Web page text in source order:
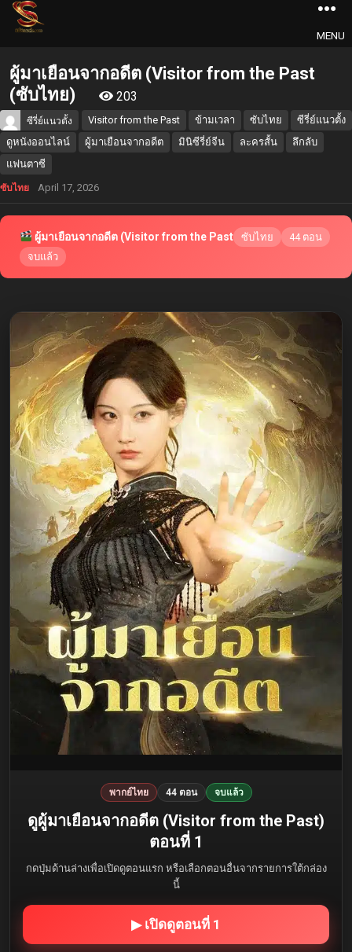
MENU
ผู้มาเยือนจากอดีต (Visitor from the Past
(ซับไทย)
203
ซีรี่ย์แนวตั้ง Visitor from the Past ข้ามเวลา ซับไทย
ซีรี่ย์แนวตั้ง
ดูหนังออนไลน์
ผู้มาเยือนจากอดีต มินิซีรี่ย์จีน ละครสั้น
ลึกลับ
แฟนตาซี
ซับไทย April 17, 2026
ผู้มาเยือนจากอดีต (Visitor from the Past ซับไทย
44 ตอน
จบแล้ว
พากย์ไทย 44 ตอน จบแล้ว
ดูผู้มาเยือนจากอดีต (Visitor from the Past)
ตอนที่ 1
กดปุ่มด้านล่างเพื่อเปิดดูตอนแรก หรือเลือกตอนอื่นจากรายการใต้กล่อง
นี้
▶ เปิดดูตอนที่ 1